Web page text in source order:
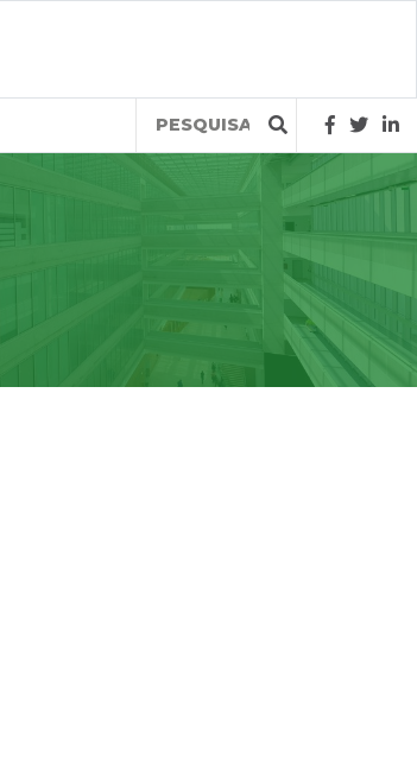
Query